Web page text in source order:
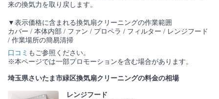
来の換気力を取り戻します。
▼表示価格に含まれる換気扇クリーニングの作業範囲
カバー / 本体内部 / ファン / プロペラ / フィルター / レンジフード
/ 作業場所の簡易清掃
口コミ もご参照ください。
※本ページでは一部プロモーションを含む場合があります。
埼玉県さいたま市緑区換気扇クリーニングの料金の相場
レンジフード